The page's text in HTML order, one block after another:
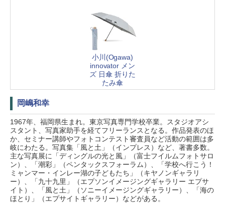
小川(Ogawa)
innovator メン
ズ 日傘 折りた
たみ傘
岡嶋和幸
1967年、福岡県生まれ。東京写真専門学校卒業。スタジオアシ
スタント、写真家助手を経てフリーランスとなる。作品発表のほ
か、セミナー講師やフォトコンテスト審査員など活動の範囲は多
岐にわたる。写真集「風と土」（インプレス）など、著書多数。
主な写真展に「ディングルの光と風」（富士フイルムフォトサロ
ン）、「潮彩」（ペンタックスフォーラム）、「学校へ行こう！
ミャンマー・インレー湖の子どもたち」（キヤノンギャラリ
ー）、「九十九里」（エプソンイメージングギャラリー エプサ
イト）、「風と土」（ソニーイメージングギャラリー）、「海の
ほとり」（エプサイトギャラリー）などがある。